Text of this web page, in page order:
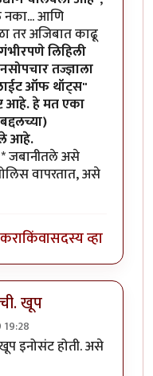
नका... आणि
तर अजिबात काढू
गंभीरपणे लिहिली
तज्ज्ञाला
ऑफ थॉट्स"
आहे. हे मत एका
आहे.
जबानीतले असे
वापरतात, असे
किंवासदस्य व्हा
खूप
आवडायची. खूपbyडॉ सुहास
इनोसंट होती. असे